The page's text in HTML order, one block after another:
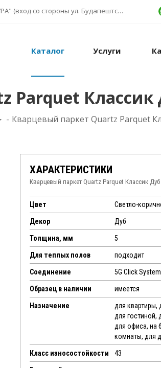
г. Санкт-Петербург, ул. Фучика д. 9, ТК "КУБАТУРА" (вход со стороны ул. Будапештской) № 1в.541
Каталог Услуги
Parquet
- Кварцевый паркет Quartz Parquet
ХАРАКТЕРИСТИКИ
Кварцевый паркет Quartz Parquet Классик
Цвет Светло-
Декор Дуб
Толщина, мм 5
Для теплых полов подходит
Соединение 5G Click System
Образец в наличии имеется
Назначение
для
для гостиной,
для офиса, на
комнаты, для
Класс износостойкости 43